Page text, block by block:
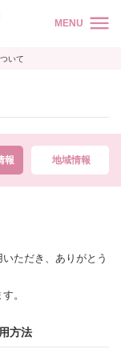
MENU
いて
報 地域情報
ただき、ありがとう
。
方法